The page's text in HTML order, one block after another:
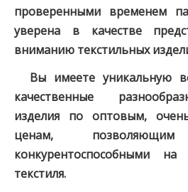
проверенными временем
уверена в качестве
вниманию текстильных
Вы имеете уникальную
качественные
изделия по оптовым,
ценам,
конкурентоспособными
текстиля.